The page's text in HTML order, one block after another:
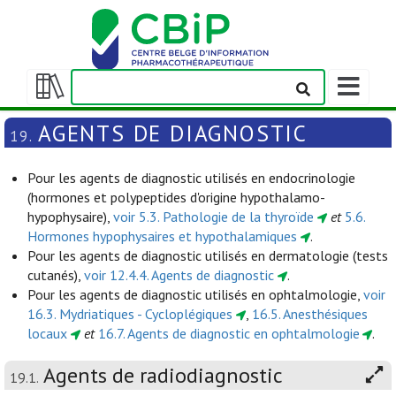
Afficher/masquer
la
table
matières
Afficher/
la
barre
navigation
19. AGENTS DE DIAGNOSTIC
Pour les agents de diagnostic utilisés en endocrinologie
(hormones et polypeptides d'origine hypothalamo-
hypophysaire),voir 5.3. Pathologie de la thyroïde et 5.6.
Hormones hypophysaires et hypothalamiques
.
Pour les agents de diagnostic utilisés en dermatologie (tests
cutanés),voir 12.4.4. Agents de diagnostic
.
Pour les agents de diagnostic utilisés en ophtalmologie,voir
16.3. Mydriatiques - Cycloplégiques
, 16.5. Anesthésiques
locaux
et 16.7. Agents de diagnostic en ophtalmologie .
19.1. Agents de radiodiagnostic